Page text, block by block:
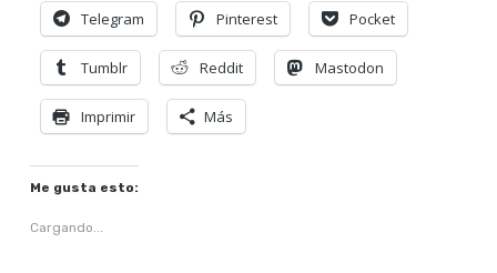
Telegram Pinterest Pocket
Tumblr Reddit Mastodon
Imprimir Más
Me gusta esto:
Cargando...